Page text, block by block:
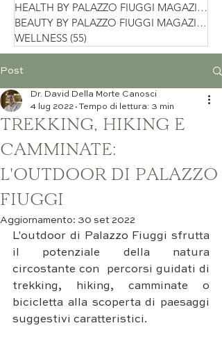
HEALTH BY PALAZZO FIUGGI MAGAZINE
BEAUTY BY PALAZZO FIUGGI MAGAZINE
WELLNESS (55)
Post
TREKKING, HIKING E
CAMMINATE:
L'OUTDOOR DI PALAZZO
FIUGGI
Dr. David Della Morte Canosci
4 lug 2022
Tempo di lettura: 3 min
Aggiornamento: 30 set 2022
L'outdoor di Palazzo Fiuggi sfrutta
il potenziale della natura
circostante con  percorsi guidati di
trekking, hiking, camminate o
bicicletta alla scoperta di paesaggi
suggestivi caratteristici.